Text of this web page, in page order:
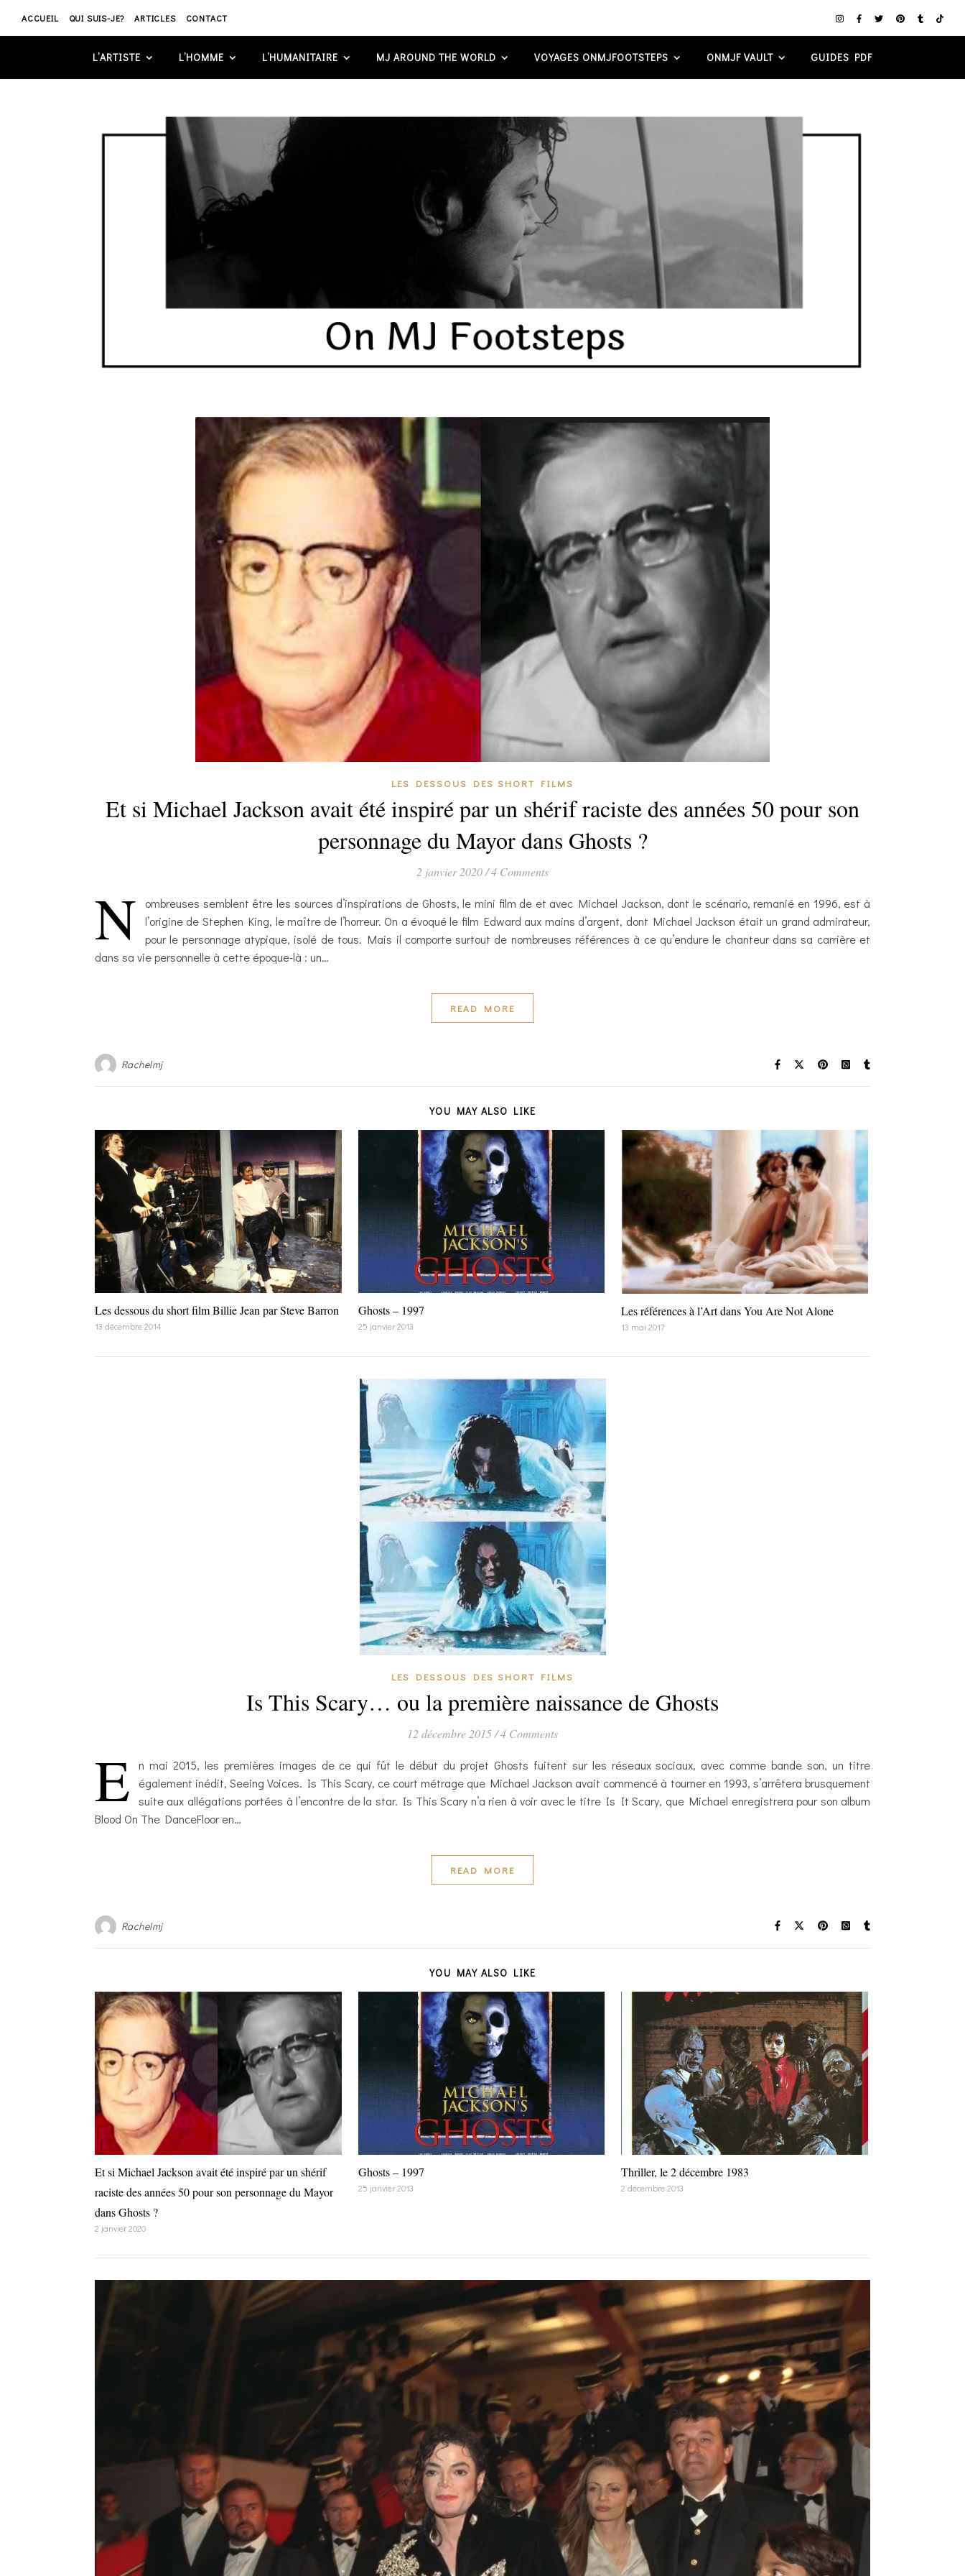
ACCUEIL QUI SUIS-JE? ARTICLES CONTACT
L’ARTISTE L’HOMME L’HUMANITAIRE MJ AROUND THE WORLD VOYAGES ONMJFOOTSTEPS ONMJF VAULT GUIDES PDF
LES DESSOUS DES SHORT FILMS
Et si Michael Jackson avait été inspiré par un shérif raciste des années 50 pour son
personnage du Mayor dans Ghosts ?
2 janvier 2020/4 Comments
N
ombreuses semblent être les sources d’inspirations de Ghosts, le mini film de et avec Michael Jackson, dont le scénario, remanié en 1996, est à
l’origine de Stephen King, le maître de l’horreur. On a évoqué le film Edward aux mains d’argent, dont Michael Jackson était un grand admirateur,
pour le personnage atypique, isolé de tous. Mais il comporte surtout de nombreuses références à ce qu’endure le chanteur dans sa carrière et
dans sa vie personnelle à cette époque-là : un…
READ MORE
Rachelmj
YOU MAY ALSO LIKE
Les dessous du short film Billie Jean par Steve Barron
13 décembre 2014
Ghosts – 1997
25 janvier 2013
Les références à l’Art dans You Are Not Alone
13 mai 2017
LES DESSOUS DES SHORT FILMS
Is This Scary… ou la première naissance de Ghosts
12 décembre 2015/4 Comments
E
n mai 2015, les premières images de ce qui fût le début du projet Ghosts fuitent sur les réseaux sociaux, avec comme bande son, un titre
également inédit, Seeing Voices. Is This Scary, ce court métrage que Michael Jackson avait commencé à tourner en 1993, s’arrêtera brusquement
suite aux allégations portées à l’encontre de la star. Is This Scary n’a rien à voir avec le titre Is It Scary, que Michael enregistrera pour son album
Blood On The DanceFloor en…
READ MORE
Rachelmj
YOU MAY ALSO LIKE
Et si Michael Jackson avait été inspiré par un shérif
raciste des années 50 pour son personnage du Mayor
dans Ghosts ?
2 janvier 2020
Ghosts – 1997
25 janvier 2013
Thriller, le 2 décembre 1983
2 décembre 2013